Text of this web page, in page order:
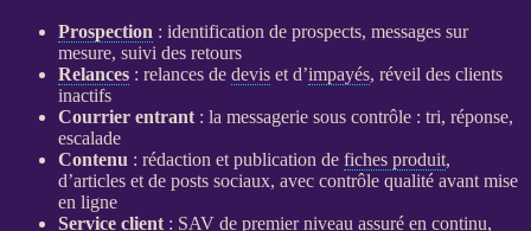
Prospection : identification de prospects, messages sur
mesure, suivi des retours
Relances: relancesde deviset d’impayés, réveil des clients
inactifs
Courrier entrant: la messagerie sous contrôle : tri, réponse,
escalade
Contenu : rédaction et publication de fiches produit,
d’articles et de posts sociaux, avec contrôle qualité avant mise
en ligne
Service client: SAV de premier niveau assuré en continu,